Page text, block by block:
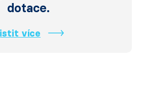
dotace.
více